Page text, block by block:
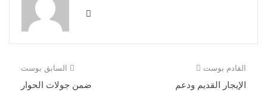
السابق بوست
ضمن جولات الحوار
القادم بوست
الإيجار القديم ودعم